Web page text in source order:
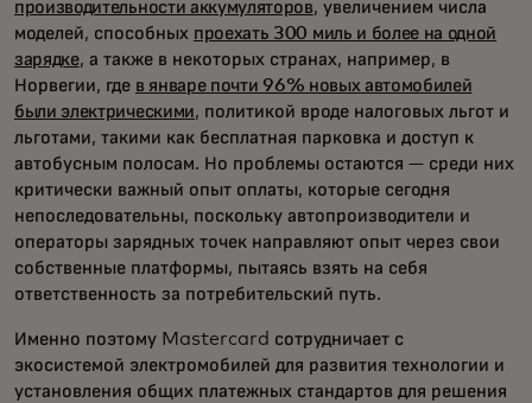
производительности аккумуляторов, увеличением числа
моделей, способных проехать 300 миль и более на одной
зарядке, а также в некоторых странах, например, в
Норвегии, где в январе почти 96% новых автомобилей
были электрическими, политикой вроде налоговых льгот и
льготами, такими как бесплатная парковка и доступ к
автобусным полосам. Но проблемы остаются — среди них
критически важный опыт оплаты, которые сегодня
непоследовательны, поскольку автопроизводители и
операторы зарядных точек направляют опыт через свои
собственные платформы, пытаясь взять на себя
ответственность за потребительский путь.
Именно поэтому Mastercard сотрудничает с
экосистемой электромобилей для развития технологии и
установления общих платежных стандартов для решения